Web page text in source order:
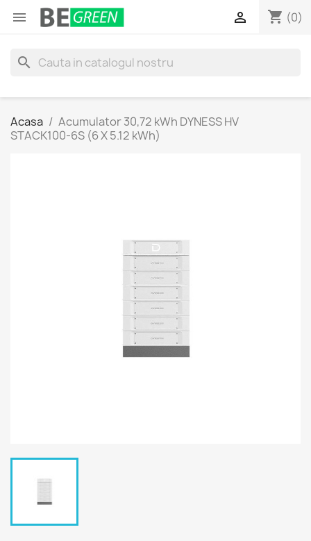
 shopping_cart (0)

search
Acasa
Acumulator 30,72 kWh DYNESS HV
STACK100-6S (6 X 5.12 kWh)